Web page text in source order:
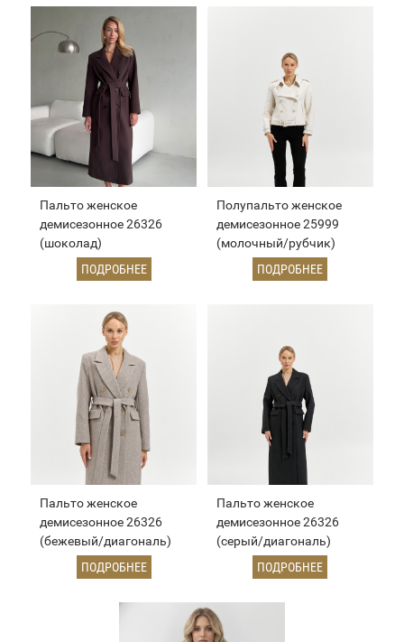
Пальто женское
демисезонное 26326
(шоколад)
ПОДРОБНЕЕ
Полупальто женское
демисезонное 25999
(молочный/рубчик)
ПОДРОБНЕЕ
Пальто женское
демисезонное 26326
(бежевый/диагональ)
ПОДРОБНЕЕ
Пальто женское
демисезонное 26326
(серый/диагональ)
ПОДРОБНЕЕ